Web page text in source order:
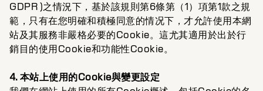
GDPR )之情況下，基於該規則第6條第（1）項第1款之規
範，只有在您明確和積極同意的情况下，才允許使用本網
站及其服務非嚴格必要的Cookie。這尤其適用於出於行
銷目的使用Cookie和功能性Cookie。
4. 本站上使用的Cookie與變更設定